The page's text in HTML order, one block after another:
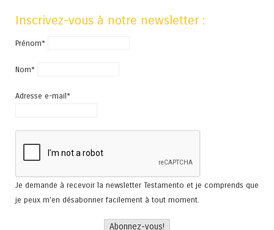
Inscrivez-vous à notre newsletter :
Prénom*
Nom*
Adresse e-mail*
Je demande à recevoir la newsletter Testamento et je comprends que
je peux m'en désabonner facilement à tout moment.